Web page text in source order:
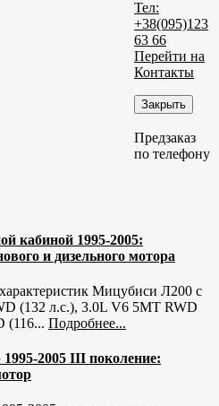
Тел:
+38(095)123
63 66
Перейти на
Контакты
Закрыть
Предзаказ
по телефону
кабиной 1995-2005:
и дизельного мотора
Мицубиси Л200 с
(132 л.с.), 3.0L V6 5MT RWD
(116... Подробнее...
2005 III поколение: